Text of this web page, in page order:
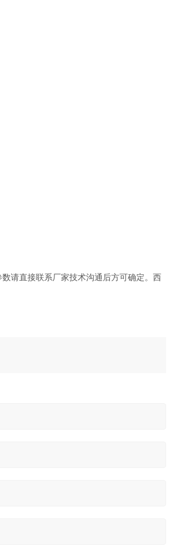
请直接联系厂家技术沟通后方可确定。西